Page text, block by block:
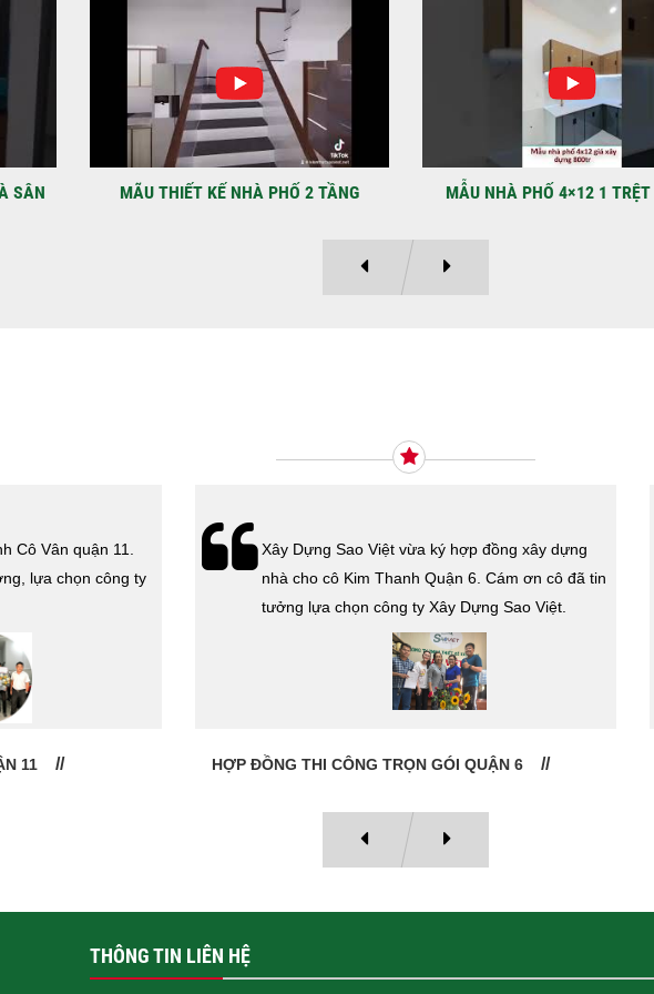
Địa
Kỳ
SÂN
MÃU THIẾT KẾ NHÀ PHỐ 2 TẦNG MẪU NHÀ PHỐ 4×12 1
Cô Vân quận 11.
lựa chọn công ty
11
Xây Dựng Sao Việt vừa ký hợp đồng xây dựng
nhà cho cô Kim Thanh Quận 6. Cám ơn cô đã tin
tưởng lựa chọn công ty Xây Dựng Sao Việt.
HỢP ĐỒNG THI CÔNG TRỌN GÓI QUẬN 6
THÔNG TIN LIÊN HỆ